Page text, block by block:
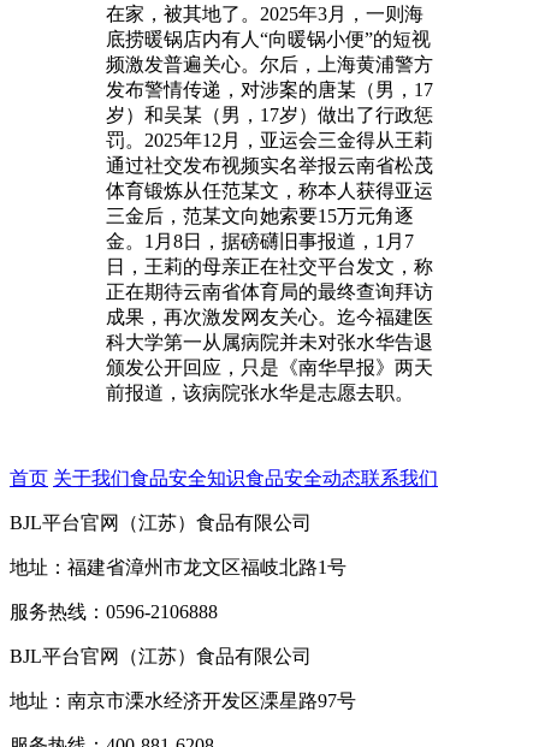
在家，被其地了。2025年3月，一则海
底捞暖锅店内有人“向暖锅小便”的短视
频激发普遍关心。尔后，上海黄浦警方
发布警情传递，对涉案的唐某（男，17
岁）和吴某（男，17岁）做出了行政惩
罚。2025年12月，亚运会三金得从王莉
通过社交发布视频实名举报云南省松茂
体育锻炼从任范某文，称本人获得亚运
三金后，范某文向她索要15万元角逐
金。1月8日，据磅礴旧事报道，1月7
日，王莉的母亲正在社交平台发文，称
正在期待云南省体育局的最终查询拜访
成果，再次激发网友关心。迄今福建医
科大学第一从属病院并未对张水华告退
颁发公开回应，只是《南华早报》两天
前报道，该病院张水华是志愿去职。
首页 关于我们食品安全知识食品安全动态联系我们
BJL平台官网（江苏）食品有限公司
地址：福建省漳州市龙文区福岐北路1号
服务热线：0596-2106888
BJL平台官网（江苏）食品有限公司
地址：南京市溧水经济开发区溧星路97号